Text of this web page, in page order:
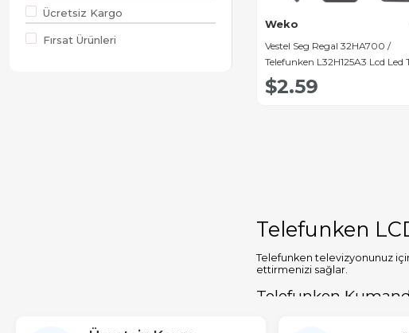
Kumanda
Panasonic Lcd
Ücretsiz Kargo
Fırsat Ürünleri
Weko
Vestel Seg Regal 32HA700 /
Telefunken L32H125A3 Lcd Led
Kumandası
$2.59
Telefunken
Telefunken televizyonunuz
ettirmenizi sağlar.
Telefunken